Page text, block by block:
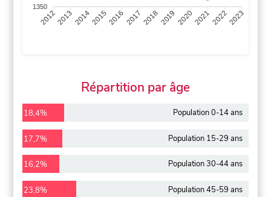
1350
201220132014201520162017 20182019 2020202120222023
Répartition par âge
18,4% Population 0-14 ans
17,7% Population 15-29 ans
16,2% Population 30-44 ans
23,8% Population 45-59 ans